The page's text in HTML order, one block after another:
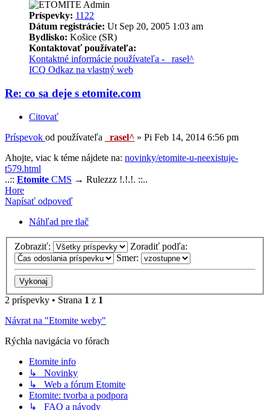
Príspevky: 1122
Dátum registrácie: Ut Sep 20, 2005 1:03 am
Bydlisko: Košice (SR)
Kontaktovať používateľa:
Kontaktné informácie používateľa - _rasel^
ICQ Odkaz na vlastný web
Re: co sa deje s etomite.com
Citovať
Príspevok od používateľa _rasel^ » Pi Feb 14, 2014 6:56 pm
Ahojte, viac k téme nájdete na: novinky/etomite-u-neexistuje-
t579.html
..:: Etomite CMS → Rulezzz !.!.!. ::..
Hore
Napísať odpoveď
Náhľad pre tlač
Zobraziť:
Zoradiť podľa:
Smer:
2 príspevky • Strana 1 z 1
Návrat na "Etomite weby"
Rýchla navigácia vo fórach
Etomite info
↳ Novinky
↳ Web a fórum Etomite
Etomite: tvorba a podpora
↳ FAQ a návody